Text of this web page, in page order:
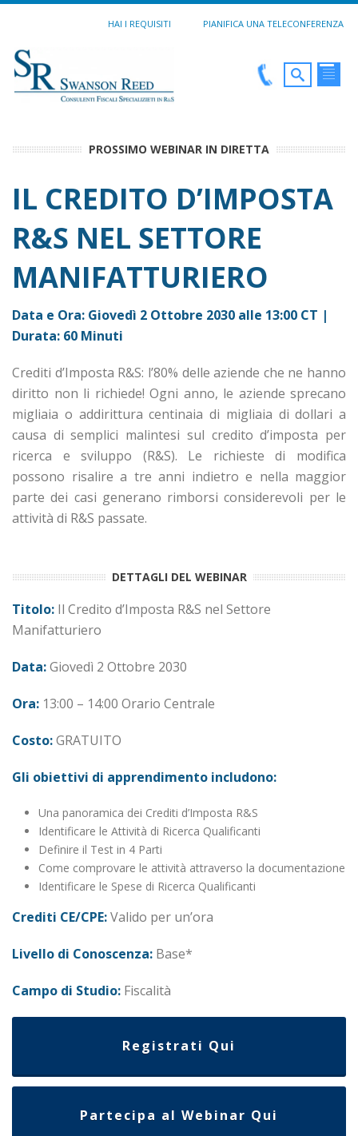
HAI I REQUISITI PIANIFICA UNA TELECONFERENZA
PROSSIMO WEBINAR IN DIRETTA
IL CREDITO D’IMPOSTA
R&S NEL SETTORE
MANIFATTURIERO
Data e Ora: Giovedì 2 Ottobre 2030 alle 13:00 CT |
Durata: 60 Minuti
Crediti d’Imposta R&S: l’80% delle aziende che ne hanno
diritto non li richiede! Ogni anno, le aziende sprecano
migliaia o addirittura centinaia di migliaia di dollari a
causa di semplici malintesi sul credito d’imposta per
ricerca e sviluppo (R&S). Le richieste di modifica
possono risalire a tre anni indietro e nella maggior
parte dei casi generano rimborsi considerevoli per le
attività di R&S passate.
DETTAGLI DEL WEBINAR
Titolo: Il Credito d’Imposta R&S nel Settore
Manifatturiero
Data:Giovedì 2 Ottobre 2030
Ora: 13:00 – 14:00 Orario Centrale
Costo:GRATUITO
Gli obiettivi di apprendimento includono:
Una panoramica dei Crediti d’Imposta R&S
Identificare le Attività di Ricerca Qualificanti
Definire il Test in 4 Parti
Come comprovare le attività attraverso la documentazione
Identificare le Spese di Ricerca Qualificanti
Crediti CE/CPE:Valido per un’ora
Livello di Conoscenza: Base*
Campo di Studio: Fiscalità
Registrati Qui
Partecipa al Webinar Qui